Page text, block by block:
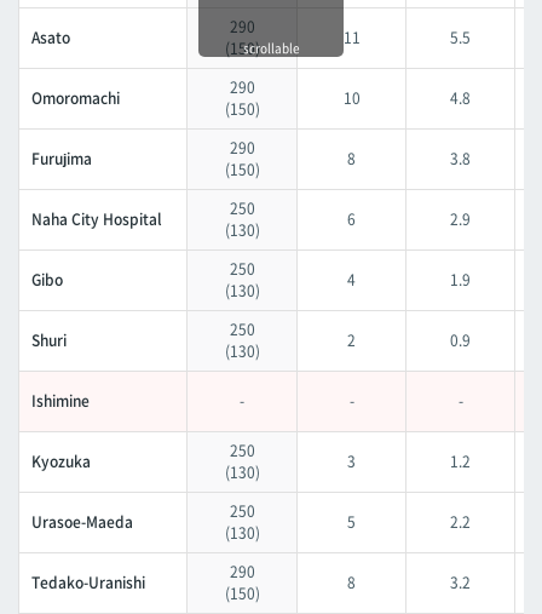
Tedako-Uranishi
Tedako-Uranishi
Asato
290
(150)
11 5.5
Omoromachi
290
(150)
10 4.8
Furujima
290
(150)
8 3.8
Naha City Hospital
250
(130)
6 2.9
Gibo
250
(130)
4 1.9
Shuri
250
(130)
2 0.9
Ishimine - - -
Kyozuka
250
(130)
3 1.2
Urasoe-Maeda
250
(130)
5 2.2
Tedako-Uranishi
290
(150)
8 3.2
scrollable